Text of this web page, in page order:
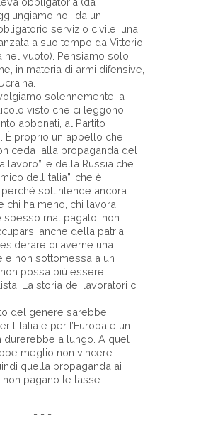
noi, da un
servizio civile, una
a suo tempo da Vittorio
nel vuoto). Pensiamo solo
in materia di armi difensive,
solennemente, a
visto che ci leggono
abbonati, al Partito
È proprio un appello che
ceda alla propaganda del
lavoro”, e della Russia che
dell’Italia”, che è
sottintende ancora
chi ha meno, chi lavora
spesso mal pagato, non
anche della patria,
di averne una
e non sottomessa a un
possa più essere
La storia dei lavoratori ci
del genere sarebbe
l’Italia e per l’Europa e un
durerebbe a lungo. A quel
meglio non vincere.
quella propaganda ai
non pagano le tasse.
- - -